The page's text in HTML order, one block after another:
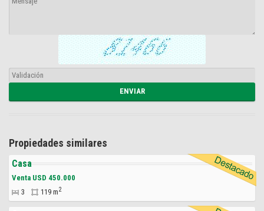
Propiedades similares
Casa
Venta USD 450.000
3
119 m2